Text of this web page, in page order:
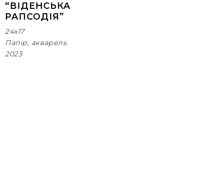
“ВІДЕНСЬКА
РАПСОДІЯ”
24x17
Папір, акварель
2023